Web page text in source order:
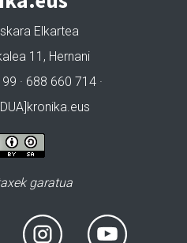
Elkartea
11, Hernani
· 688 660 714 ·
garatua